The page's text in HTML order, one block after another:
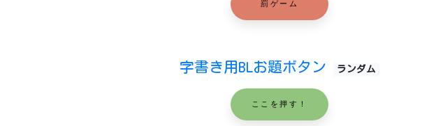
罰ゲーム
字書き用BLお題ボタン ランダム
ここを押す！